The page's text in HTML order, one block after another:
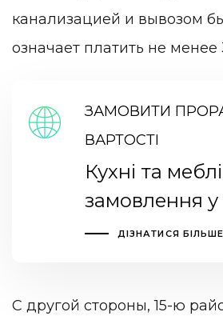
канализацией и вывозом
означает платить не менее
ЗАМОВИТИ
ВАРТОСТІ
Кухні та
замовлення у
ДІЗНАТИСЯ БІЛЬШЕ
С другой стороны, 15-ю